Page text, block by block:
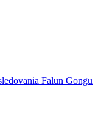
Falun Gongu